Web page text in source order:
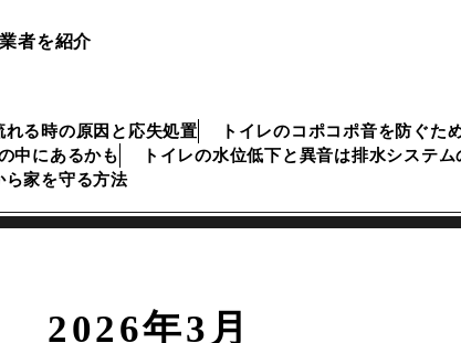
者を紹介
れる時の原因と応失処置
トイレのコポコポ音を防ぐた
中にあるかも
トイレの水位低下と異音は排水システム
ら家を守る方法
2026年3月